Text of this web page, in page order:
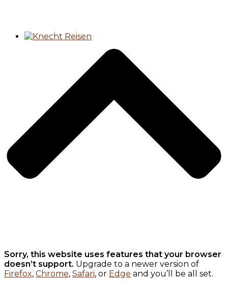
Mit Deiner Buchung unterstützt Du den Verein!
Sorry, this website uses features that your browser
doesn’t support. Upgrade to a newer version of
Firefox, Chrome, Safari, or Edge and you’ll be all set.